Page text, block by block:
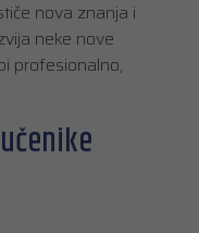
nova znanja i
neke nove
profesionalno,